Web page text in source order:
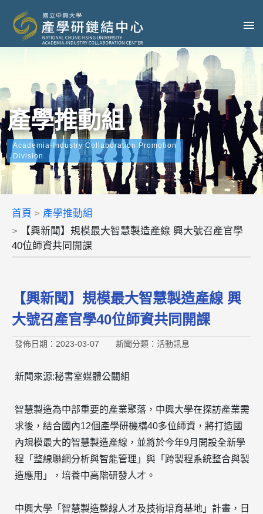
產學推動組
Academia-Industry Collaboration Promotion
Division
首頁
產學推動組
【興新聞】規模最大智慧製造產線 興大號召產官學
40位師資共同開課
【興新聞】規模最大智慧製造產線 興
大號召產官學40位師資共同開課
發佈日期：2023-03-07 新聞分類：活動訊息
新聞來源:秘書室媒體公關組
智慧製造為中部重要的產業聚落， 中興大學在探訪產業需
求後，結合國內12個產學研機構40多位師資，將打造國
內規模最大的智慧製造產線，並將於今年9月開設全新學
程「整線聯網分析與智能管理」與「跨製程系統整合與製
造應用」，培養中高階研發人才。
中興大學 「智慧製造整線人才及技術培育基地」計畫，日